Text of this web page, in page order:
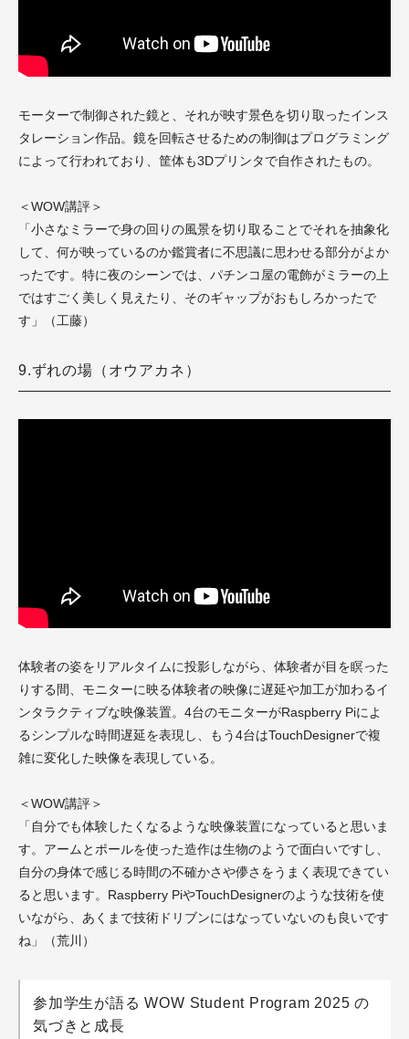
モーターで制御された鏡と、それが映す景色を切り取ったインス
タレーション作品。鏡を回転させるための制御はプログラミング
によって行われており、筐体も3Dプリンタで自作されたもの。
＜WOW講評＞
「小さなミラーで身の回りの風景を切り取ることでそれを抽象化
して、何が映っているのか鑑賞者に不思議に思わせる部分がよか
ったです。特に夜のシーンでは、パチンコ屋の電飾がミラーの上
ではすごく美しく見えたり、そのギャップがおもしろかったで
す」（工藤）
9.ずれの場（オウアカネ）
体験者の姿をリアルタイムに投影しながら、 体験者が目を瞑った
りする間、モニターに映る体験者の映像に遅延や加工が加わるイ
ンタラクティブな映像装置。4台のモニターがRaspberry Piによ
るシンプルな時間遅延を表現し、もう4台はTouchDesignerで複
雑に変化した映像を表現している。
＜WOW講評＞
「自分でも体験したくなるような映像装置になっていると思いま
す。アームとポールを使った造作は生物のようで面白いですし、
自分の身体で感じる時間の不確かさや儚さをうまく表現できてい
ると思います。Raspberry PiやTouchDesignerのような技術を使
いながら、あくまで技術ドリブンにはなっていないのも良いです
ね」
（荒川）
参加学生が語る WOW Student Program 2025 の
気づきと成長